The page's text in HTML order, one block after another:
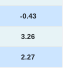
-0.43
3.26
2.27